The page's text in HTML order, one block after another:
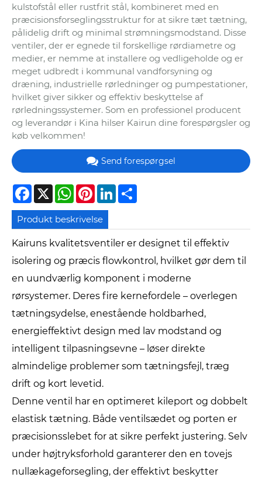
kulstofstål eller rustfrit stål, kombineret med en
præcisionsforseglingsstruktur for at sikre tæt tætning,
pålidelig drift og minimal strømningsmodstand. Disse
ventiler, der er egnede til forskellige rørdiametre og
medier, er nemme at installere og vedligeholde og er
meget udbredt i kommunal vandforsyning og
dræning, industrielle rørledninger og pumpestationer,
hvilket giver sikker og effektiv beskyttelse af
rørledningssystemer. Som en professionel producent
og leverandør i Kina hilser Kairun dine forespørgsler og
køb velkommen!
Send forespørgsel
Facebook
X WhatsApp
PinterestLinkedIn
Produkt beskrivelse
Kairuns kvalitetsventiler er designet til effektiv
isolering og præcis flowkontrol, hvilket gør dem til
en uundværlig komponent i moderne
rørsystemer. Deres fire kernefordele – overlegen
tætningsydelse, enestående holdbarhed,
energieffektivt design med lav modstand og
intelligent tilpasningsevne – løser direkte
almindelige problemer som tætningsfejl, træg
drift og kort levetid.
Denne ventil har en optimeret kileport og dobbelt
elastisk tætning. Både ventilsædet og porten er
præcisionsslebet for at sikre perfekt justering. Selv
under højtryksforhold garanterer den en tovejs
nullækageforsegling, der effektivt beskytter